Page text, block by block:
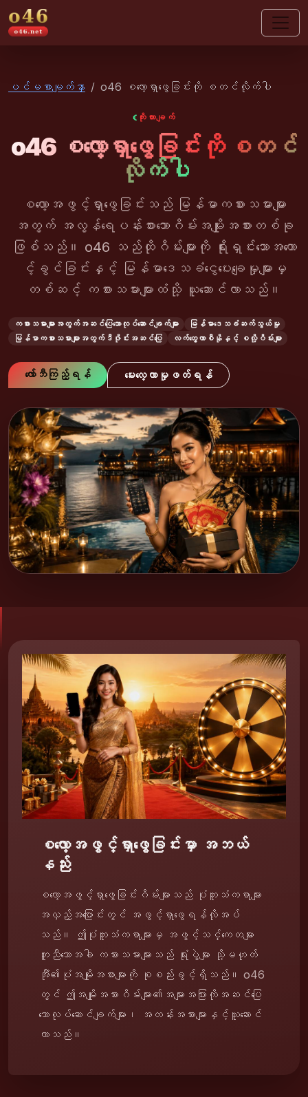
o46
ပင်မစာမျက်နှာ o46 စလော့ရှာဖွေခြင်းကို စတင်လိုက်ပါ
ကိုးကားချက်
o46 စလော့ရှာဖွေခြင်းကို စတင်
လိုက်ပါ
စလော့အဖွင့်ရှာဖွေခြင်းသည် မြန်မာကစားသမားများ
အတွက် အလွန်ရေပန်းစားသောဂိမ်းအမျိုးအစားတစ်ခု
ဖြစ်သည်။ o46 သည်ထိုဂိမ်းများကို ရိုးရှင်းသောအကော
င့်ခွင်ခြင်းနှင့် မြန်မာဒေသခံငွေပေးချေမှုများမှ
တစ်ဆင့် ကစားသမားများထံသို့ ယူဆောင်လာသည်။
ကစားသမားများအတွက်အဆင်ပြေသောလုပ်ဆောင်ချက်များ
မြန်မာဒေသခံဆက်သွယ်မှု
မြန်မာကစားသမားများအတွက်ဒီဇိုင်းအဆင်ပြေ
လက်တွေ့ကာစီနိုနှင့် စလို့ဂိမ်းများ
လော်ဘီကြည့်ရန် မေးလေ့လာမှုဖတ်ရန်
စလော့အဖွင့်ရှာဖွေခြင်းမှာ အဘယ်
နည်း
စလော့အဖွင့်ရှာဖွေခြင်းဂိမ်းများသည် ပုံတူသံကရာများ
အလှည့်အပြောင်းတွင် အဖွင့်ရှာဖွေရန်လိုအပ်
သည်။ ဤပုံတူသံကရာများမှ အဖွင့်သင်္ကေတများ
တူညီသောအခါ ကစားသမားများသည် ရုံးပွဲများ သို့မဟုတ်
အီုံ၏ပုံအမျိုးအစားများကို စုစည်းခွင့်ရှိသည်။ o46
တွင် ဤအမျိုးအစားဂိမ်းများ၏အများအပြားကိုအဆင်ပြေ
သောလုပ်ဆောင်ချက်များ၊ အတန်းအစားများနှင့်ယူဆောင်
လာသည်။